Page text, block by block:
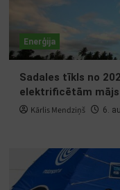
Enerģija
Sadales tīkls no
elektrificētām
Kārlis Mendziņš 6.